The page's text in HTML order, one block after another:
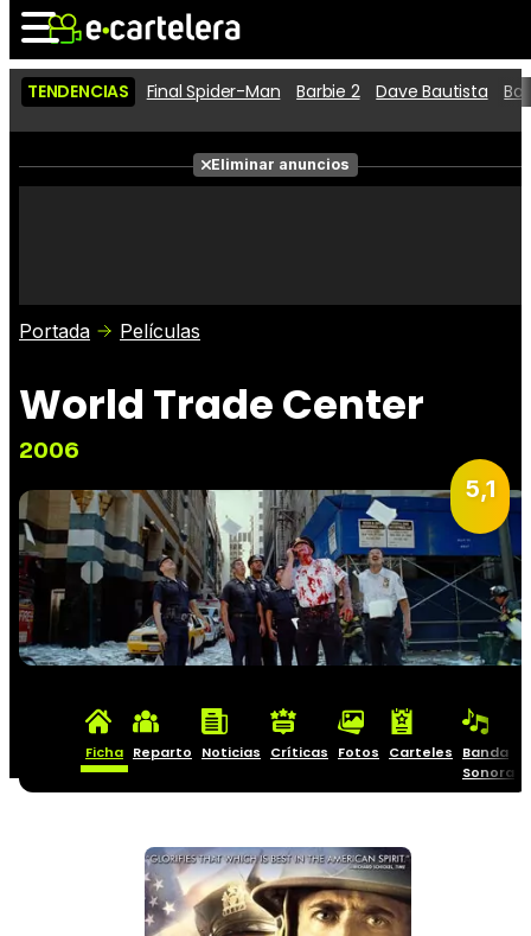
Noticias
Cartelera
Críticas
TENDENCIAS Final Spider-Man Barbie 2 Dave Bautista
Eliminar anuncios
Portada Películas
World Trade Center
2006
5,1
Ficha Reparto Noticias Críticas Fotos Carteles
Banda
Sonora